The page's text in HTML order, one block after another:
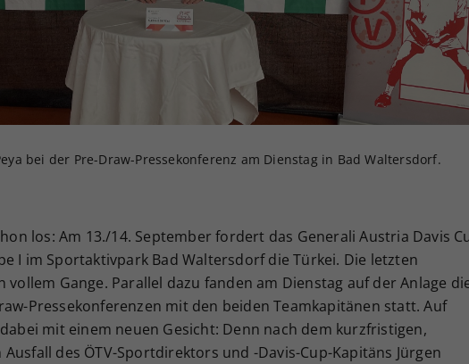
bei der Pre-Draw-Pressekonferenz am Dienstag in Bad Waltersdorf.
los: Am 13./14. September fordert das Generali Austria Davis
I im Sportaktivpark Bad Waltersdorf die Türkei. Die letzten
Gange. Parallel dazu fanden am Dienstag auf der Anlage
Pressekonferenzen mit den beiden Teamkapitänen statt. Auf
mit einem neuen Gesicht: Denn nach dem kurzfristigen,
des ÖTV-Sportdirektors und -Davis-Cup-Kapitäns Jürgen
Ihrer vorgenommen Einstellungen, falls der
Webseiten-Betreiber dies eingestellt hat.